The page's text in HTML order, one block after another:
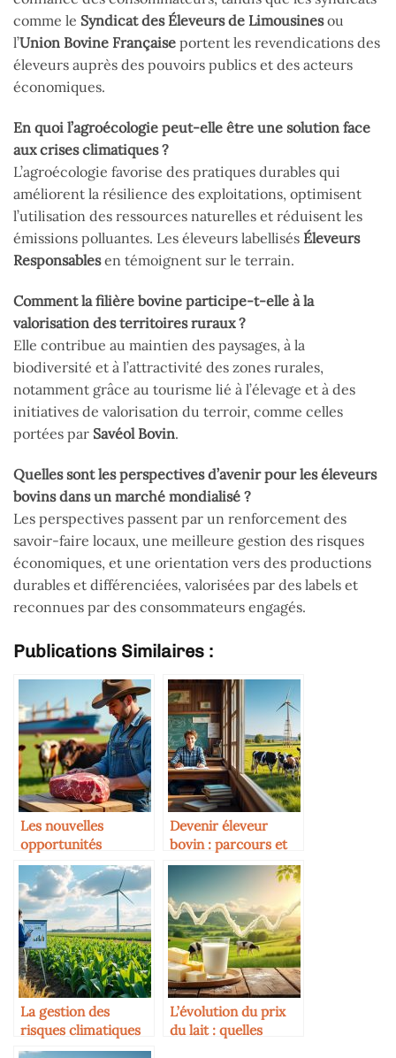
comme le Syndicat des Éleveurs de Limousinesou
l’Union Bovine Française portent les revendications des
éleveurs auprès des pouvoirs publics et des acteurs
économiques.
En quoi l’agroécologie peut-elle être une solution face
aux crises climatiques ?
L’agroécologie favorise des pratiques durables qui
améliorent la résilience des exploitations, optimisent
l’utilisation des ressources naturelles et réduisent les
émissions polluantes. Les éleveurs labellisés Éleveurs
Responsablesen témoignent sur le terrain.
Comment la filière bovine participe-t-elle à la
valorisation des territoires ruraux ?
Elle contribue au maintien des paysages, à la
biodiversité et à l’attractivité des zones rurales,
notamment grâce au tourisme lié à l’élevage et à des
initiatives de valorisation du terroir, comme celles
portées par Savéol Bovin.
Quelles sont les perspectives d’avenir pour les éleveurs
bovins dans un marché mondialisé ?
Les perspectives passent par un renforcement des
savoir-faire locaux, une meilleure gestion des risques
économiques, et une orientation vers des productions
durables et différenciées, valorisées par des labels et
reconnues par des consommateurs engagés.
Publications Similaires :
Les nouvelles
opportunités
d’exportation de
viande bovine
Devenir éleveur
bovin : parcours et
diplômes
La gestion des
risques climatiques
en agriculture
L’évolution du prix
du lait : quelles